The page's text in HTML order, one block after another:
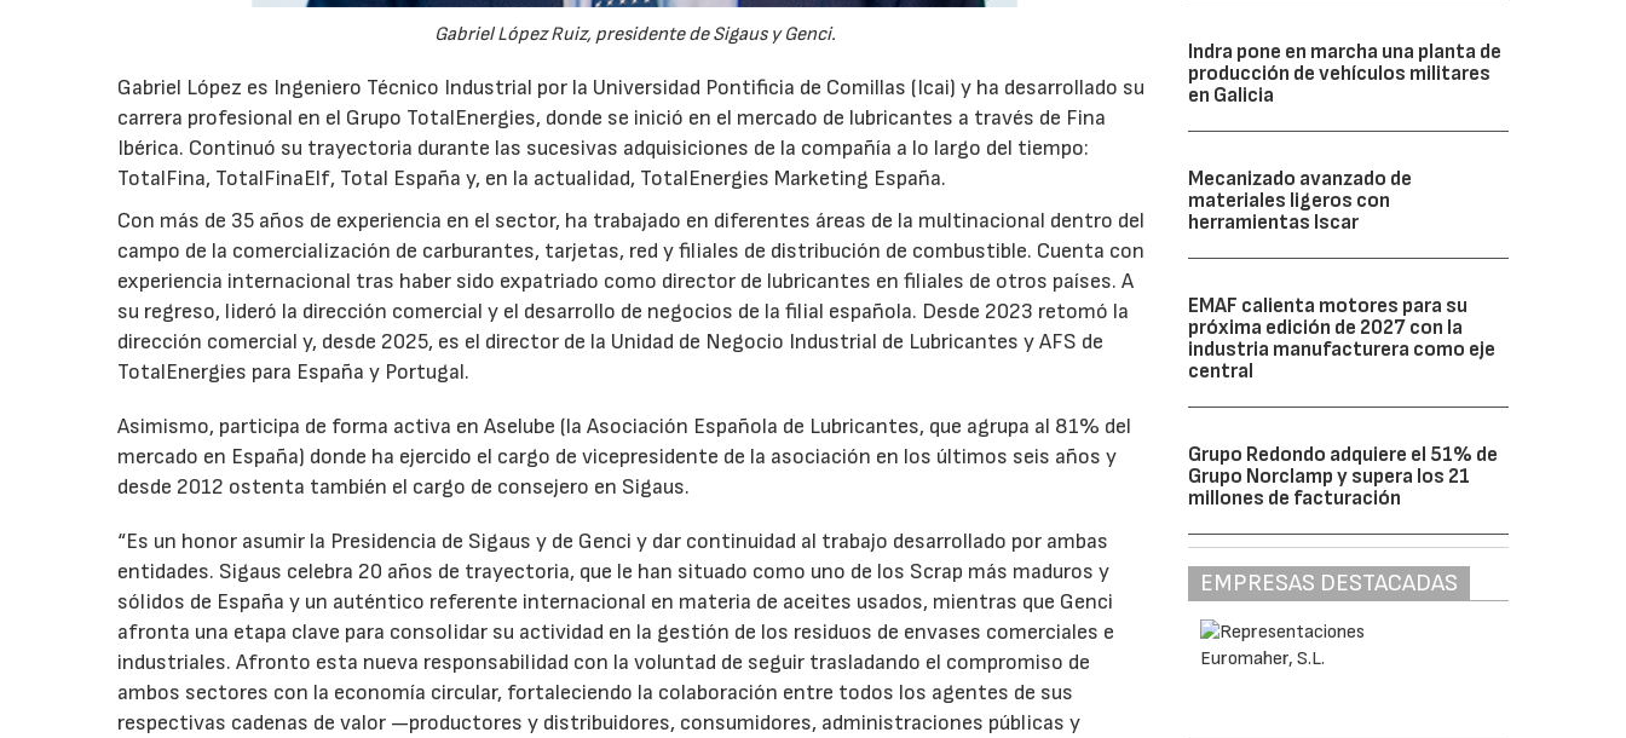
Gabriel López Ruiz, presidente de Sigaus y Genci.
Gabriel López es Ingeniero Técnico Industrial por la Universidad Pontificia de Comillas (Icai) y ha desarrollado su
carrera profesional en el Grupo TotalEnergies, donde se inició en el mercado de lubricantes a través de Fina
Ibérica. Continuó su trayectoria durante las sucesivas adquisiciones de la compañía a lo largo del tiempo:
TotalFina, TotalFinaElf, Total España y, en la actualidad, TotalEnergies Marketing España.
Con más de 35 años de experiencia en el sector, ha trabajado en diferentes áreas de la multinacional dentro del
campo de la comercialización de carburantes, tarjetas, red y filiales de distribución de combustible. Cuenta con
experiencia internacional tras haber sido expatriado como director de lubricantes en filiales de otros países. A
su regreso, lideró la dirección comercial y el desarrollo de negocios de la filial española. Desde 2023 retomó la
dirección comercial y, desde 2025, es el director de la Unidad de Negocio Industrial de Lubricantes y AFS de
TotalEnergies para España y Portugal.
Asimismo, participa de forma activa en Aselube (la Asociación Española de Lubricantes, que agrupa al 81% del
mercado en España) donde ha ejercido el cargo de vicepresidente de la asociación en los últimos seis años y
desde 2012 ostenta también el cargo de consejero en Sigaus.
“Es un honor asumir la Presidencia de Sigaus y de Genci y dar continuidad al trabajo desarrollado por ambas
entidades. Sigaus celebra 20 años de trayectoria, que le han situado como uno de los Scrap más maduros y
sólidos de España y un auténtico referente internacional en materia de aceites usados, mientras que Genci
afronta una etapa clave para consolidar su actividad en la gestión de los residuos de envases comerciales e
industriales. Afronto esta nueva responsabilidad con la voluntad de seguir trasladando el compromiso de
ambos sectores con la economía circular, fortaleciendo la colaboración entre todos los agentes de sus
respectivas cadenas de valor —productores y distribuidores, consumidores, administraciones públicas y
Indra pone en marcha una planta de
producción de vehículos militares
en Galicia
Mecanizado avanzado de
materiales ligeros con
herramientas Iscar
EMAF calienta motores para su
próxima edición de 2027 con la
industria manufacturera como eje
central
Grupo Redondo adquiere el 51% de
Grupo Norclamp y supera los 21
millones de facturación
EMPRESAS DESTACADAS